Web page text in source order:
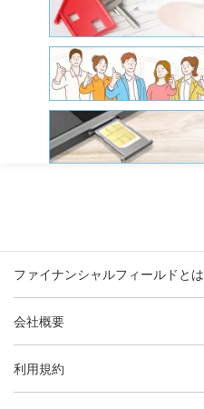
ファイナンシャルフィールドとは
会社概要
利用規約